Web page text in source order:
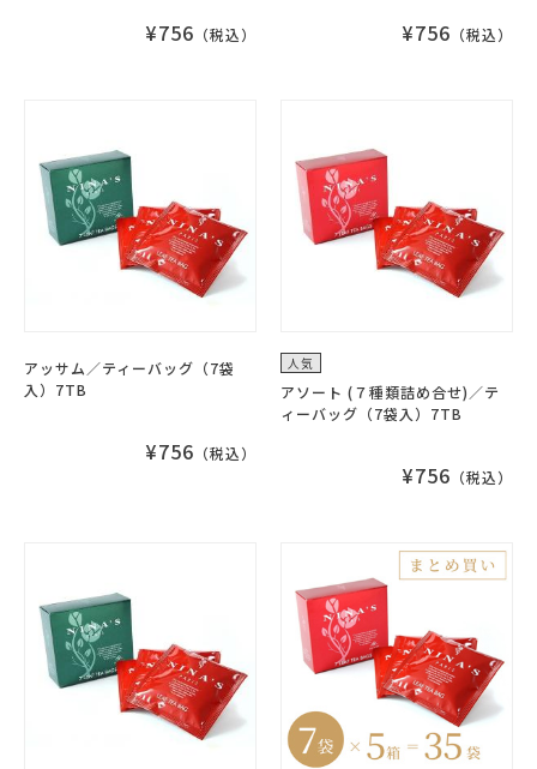
¥756 （税込） ¥756 （税込）
アッサム／ティーバッグ（7袋
入）7TB
¥756 （税込）
人気
アソート (７種類詰め合せ)／テ
ィーバッグ（7袋入）7TB
¥756 （税込）